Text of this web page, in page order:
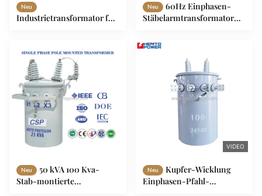
Neu
Industrietransformator für
Neu
60Hz Einphasen-
Stäbelarmtransformator
Neu
50 kVA 100 Kva-
Stab-montierte
VIDEO
Neu
Kupfer-Wicklung
Einphasen-Pfahl-